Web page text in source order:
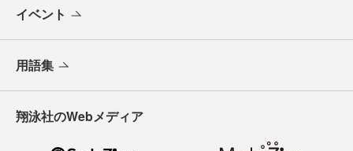
イベント
用語集
翔泳社のWebメディア